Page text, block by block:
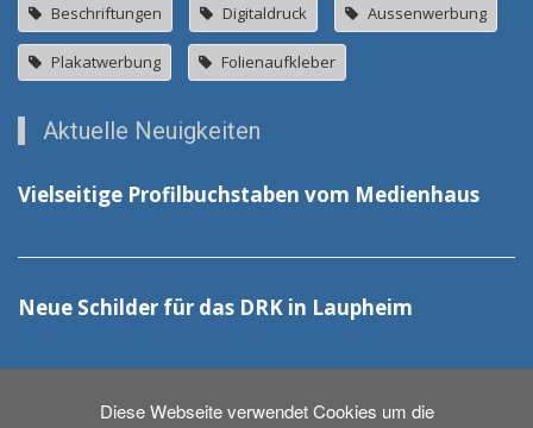
Diese Webseite verwendet Cookies um die
Beschriftungen Digitaldruck Aussenwerbung
Plakatwerbung Folienaufkleber
Aktuelle Neuigkeiten
Vielseitige Profilbuchstaben vom Medienhaus
Neue Schilder für das DRK in Laupheim